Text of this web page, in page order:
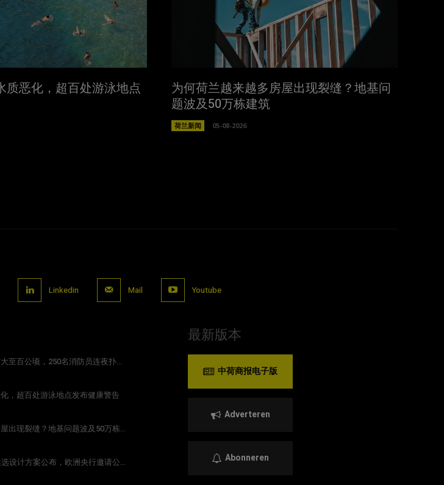
质恶化，超百处游泳地点
为何荷兰越来越多房屋出现裂缝？地基问
题波及50万栋建筑
荷兰新闻 05-08-2026
Linkedin Mail Youtube
至百公顷，250名消防员连夜扑...
，超百处游泳地点发布健康警告
出现裂缝？地基问题波及50万栋...
设计方案公布，欧洲央行邀请公...
最新版本
中荷商报电子版
Adverteren
Abonneren